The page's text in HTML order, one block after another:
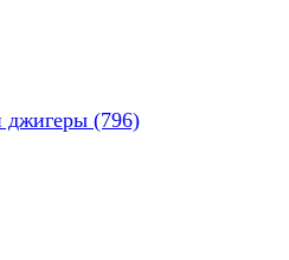
джигеры (796)